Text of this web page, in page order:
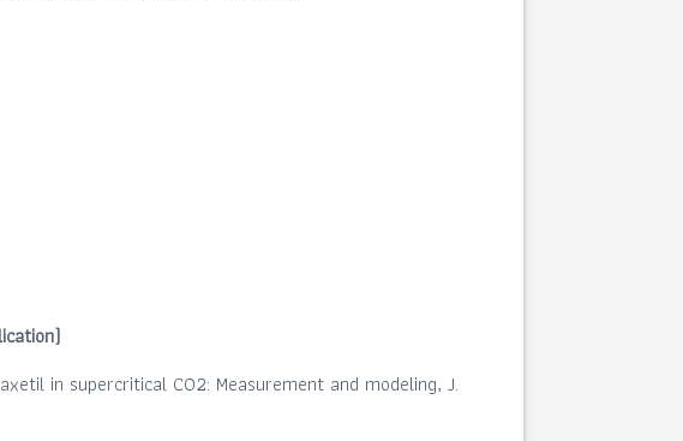
in supercritical CO2: Measurement and modeling, J.